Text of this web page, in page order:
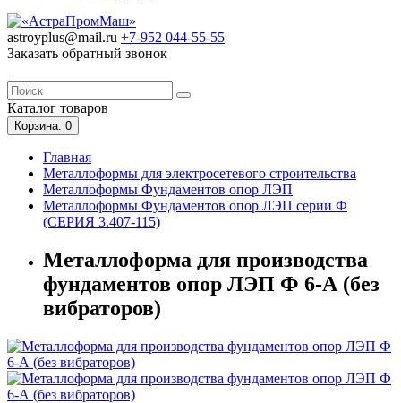
astroyplus@mail.ru +7-952 044-55-55
Заказать обратный звонок
Каталог товаров
Корзина: 0
Главная
Металлоформы для электросетевого строительства
Металлоформы Фундаментов опор ЛЭП
Металлоформы Фундаментов опор ЛЭП серии Ф
(СЕРИЯ 3.407-115)
Металлоформа для производства
фундаментов опор ЛЭП Ф 6-А (без
вибраторов)